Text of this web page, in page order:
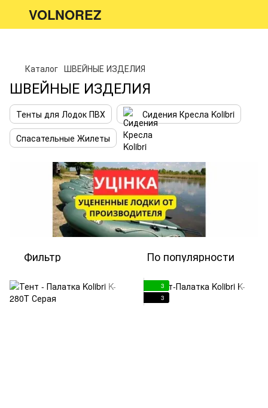
VOLNOREZ
Каталог ШВЕЙНЫЕ ИЗДЕЛИЯ
ШВЕЙНЫЕ ИЗДЕЛИЯ
Тенты для Лодок ПВХ
Сидения Кресла Kolibri
Спасательные Жилеты
Фильтр По популярности
3
3